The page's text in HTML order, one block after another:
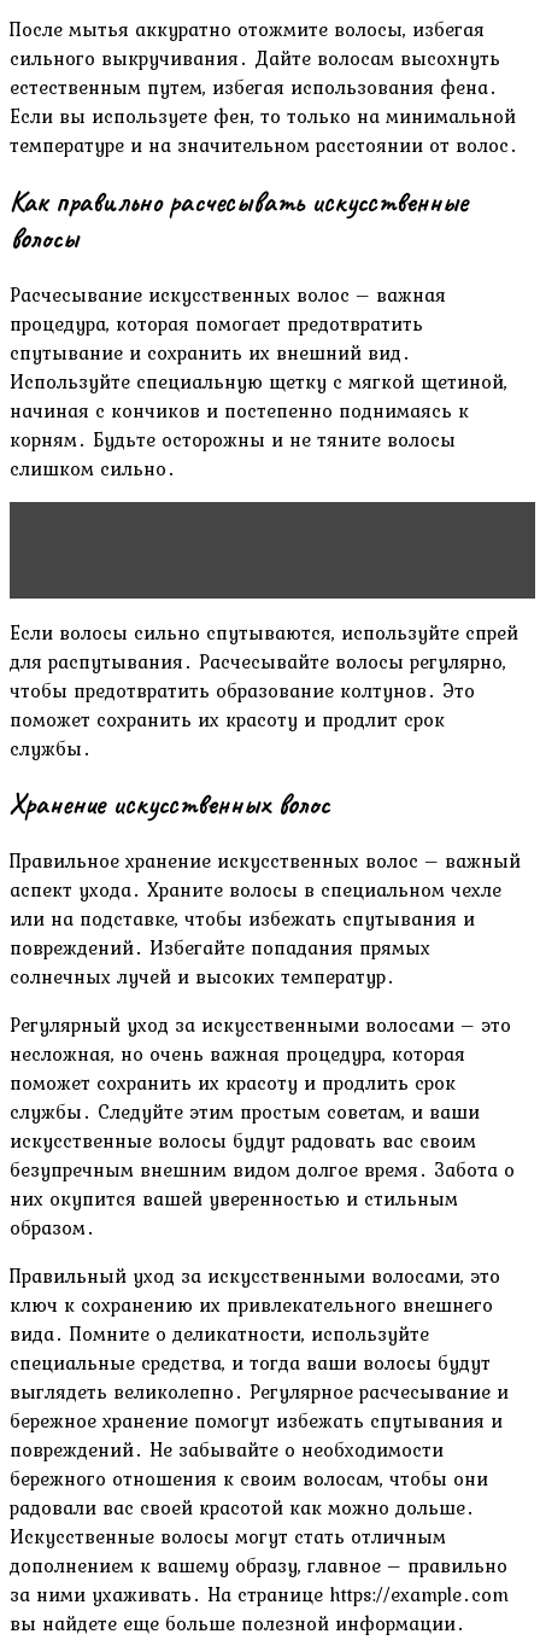
После мытья аккуратно отожмите волосы, избегая
сильного выкручивания․ Дайте волосам высохнуть
естественным путем, избегая использования фена․
Если вы используете фен, то только на минимальной
температуре и на значительном расстоянии от волос․
Как правильно расчесывать искусственные
волосы
Расчесывание искусственных волос – важная
процедура, которая помогает предотвратить
спутывание и сохранить их внешний вид․
Используйте специальную щетку с мягкой щетиной,
начиная с кончиков и постепенно поднимаясь к
корням․ Будьте осторожны и не тяните волосы
слишком сильно․
Если волосы сильно спутываются, используйте спрей
для распутывания․ Расчесывайте волосы регулярно,
чтобы предотвратить образование колтунов․ Это
поможет сохранить их красоту и продлит срок
службы․
Хранение искусственных волос
Правильное хранение искусственных волос – важный
аспект ухода․ Храните волосы в специальном чехле
или на подставке, чтобы избежать спутывания и
повреждений․ Избегайте попадания прямых
солнечных лучей и высоких температур․
Регулярный уход за искусственными волосами – это
несложная, но очень важная процедура, которая
поможет сохранить их красоту и продлить срок
службы․ Следуйте этим простым советам, и ваши
искусственные волосы будут радовать вас своим
безупречным внешним видом долгое время․ Забота о
них окупится вашей уверенностью и стильным
образом․
Правильный уход за искусственными волосами, это
ключ к сохранению их привлекательного внешнего
вида․ Помните о деликатности, используйте
специальные средства, и тогда ваши волосы будут
выглядеть великолепно․ Регулярное расчесывание и
бережное хранение помогут избежать спутывания и
повреждений․ Не забывайте о необходимости
бережного отношения к своим волосам, чтобы они
радовали вас своей красотой как можно дольше․
Искусственные волосы могут стать отличным
дополнением к вашему образу, главное – правильно
за ними ухаживать․ На странице https://example․com
вы найдете еще больше полезной информации․